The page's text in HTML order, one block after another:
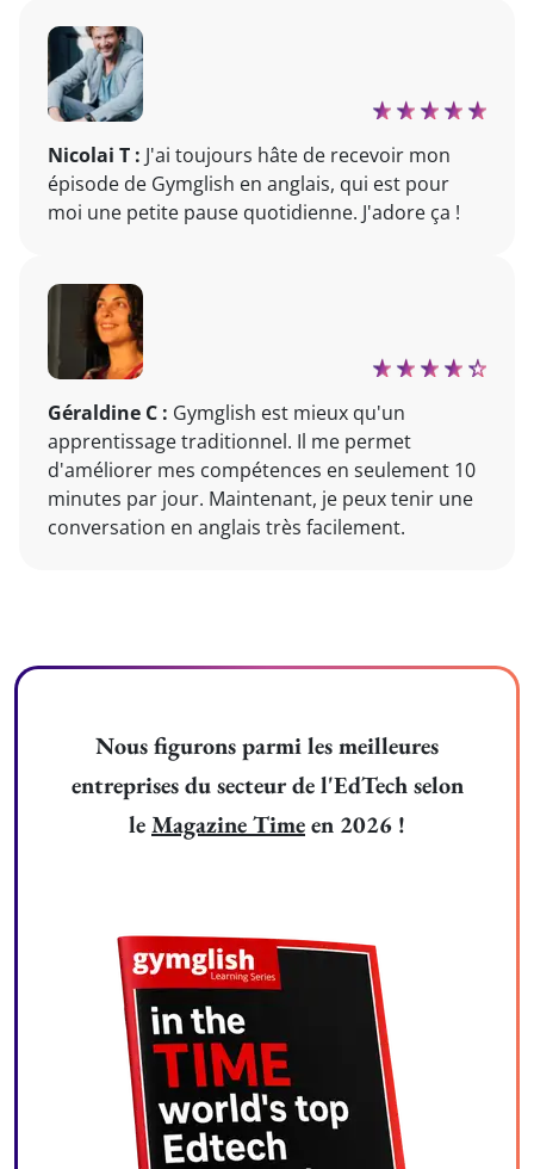
Nicolai T : J'ai toujours hâte de recevoir mon
épisode de Gymglish en anglais, qui est pour
moi une petite pause quotidienne. J'adore ça !
Géraldine C : Gymglish est mieux qu'un
apprentissage traditionnel. Il me permet
d'améliorer mes compétences en seulement 10
minutes par jour. Maintenant, je peux tenir une
conversation en anglais très facilement.
Nous figurons parmi les meilleures
entreprises du secteur de l'EdTech selon
leMagazine Timeen 2026 !